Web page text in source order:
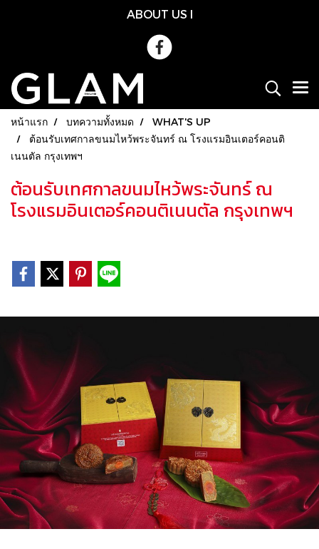
ABOUT US l
หน้าแรก บทความทั้งหมด
WHAT'S UP
ต้อนรับเทศกาลขนมไหว้พระจันทร์ ณ โรงแรมอินเตอร์คอนติ
เนนตัล กรุงเทพฯ
ต้อนรับเทศกาลขนมไหว้พระจันทร์ ณ
โรงแรมอินเตอร์คอนติเนนตัล กรุงเทพฯ